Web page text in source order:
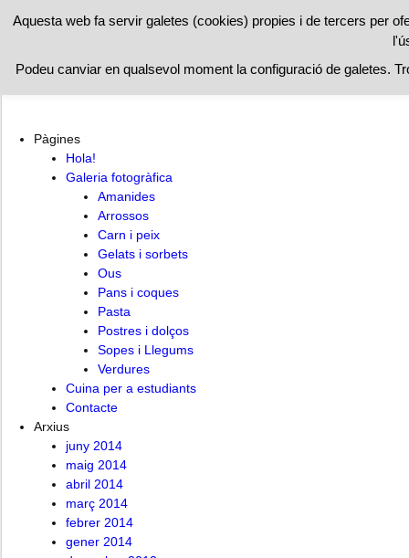
Hola! Cuina per a estudiants Contacte
Pàgines
Hola!
Galeria fotogràfica
Amanides
Arrossos
Carn i peix
Gelats i sorbets
Ous
Pans i coques
Pasta
Postres i dolços
Sopes i Llegums
Verdures
Cuina per a estudiants
Contacte
Arxius
juny 2014
maig 2014
abril 2014
març 2014
febrer 2014
gener 2014
Aquesta web fa servir galetes (cookies) propies i de tercers per
Podeu canviar en qualsevol moment la configuració de galetes.